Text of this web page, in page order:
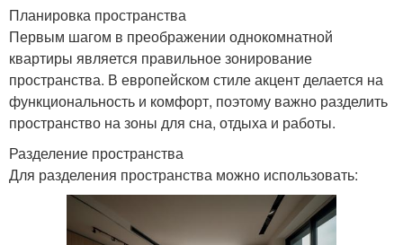
Планировка пространства
Первым шагом в преображении однокомнатной
квартиры является правильное зонирование
пространства. В европейском стиле акцент делается на
функциональность и комфорт, поэтому важно разделить
пространство на зоны для сна, отдыха и работы.
Разделение пространства
Для разделения пространства можно использовать: